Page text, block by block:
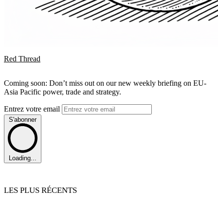
Red Thread
Coming soon: Don’t miss out on our new weekly briefing on EU-
Asia Pacific power, trade and strategy.
Entrez votre email
S'abonner
Loading...
LES PLUS RÉCENTS